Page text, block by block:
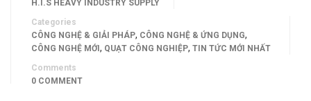
H.I.S HEAVY INDUSTRY SUPPLY
Categories
CÔNG NGHỆ & GIẢI PHÁP, CÔNG NGHỆ & ỨNG DỤNG,
CÔNG NGHỆ MỚI, QUẠT CÔNG NGHIỆP, TIN TỨC MỚI NHẤT
Comments
0 COMMENT